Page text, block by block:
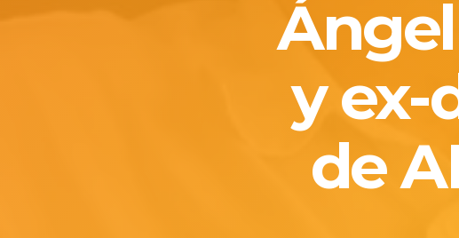
y ex-
de